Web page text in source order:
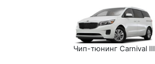
Чип-тюнинг Carnival III